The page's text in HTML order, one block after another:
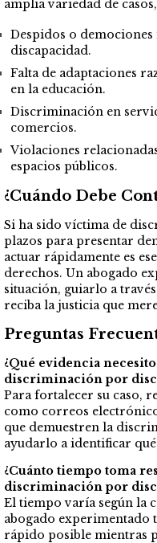
amplia variedad de
Despidos o demociones
discapacidad.
Falta de adaptaciones
en la educación.
Discriminación en
comercios.
Violaciones
espacios públicos.
¿Cuándo Debe
Si ha sido víctima de
plazos para presentar
actuar rápidamente es
derechos. Un abogado
situación, guiarlo a
reciba la justicia que
Preguntas
¿Qué evidencia
discriminación por
Para fortalecer su caso,
como correos
que demuestren la
ayudarlo a identificar
¿Cuánto tiempo toma
discriminación por
El tiempo varía según la
abogado experimentado
rápido posible mientras